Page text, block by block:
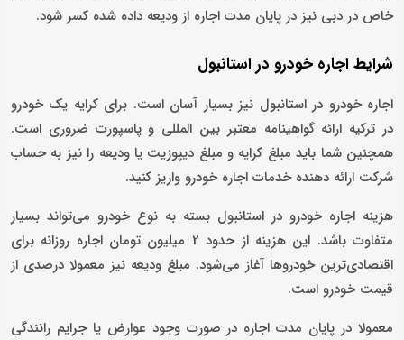
خاص در دبی نیز در پایان مدت اجاره از ودیعه داده شده کسر شود.
شرایط اجاره خودرو در استانبول
اجاره خودرو در استانبول نیز بسیار آسان‌ است. برای کرایه یک خودرو
در ترکیه ارائه گواهینامه معتبر بین المللی و پاسپورت ضروری است.
همچنین شما باید مبلغ کرایه و مبلغ دیپوزیت یا ودیعه را نیز به حساب
شرکت ارائه دهنده خدمات اجاره خودرو واریز کنید.
هزینه اجاره خودرو در استانبول بسته به نوع خودرو می‌تواند بسیار
متفاوت باشد. این هزینه از حدود 2 میلیون تومان اجاره روزانه برای
اقتصادی‌ترین خودروها آغاز می‌شود. مبلغ ودیعه نیز معمولا درصدی از
قیمت خودرو است.
معمولا در پایان مدت اجاره در صورت وجود عوارض یا جرایم رانندگی